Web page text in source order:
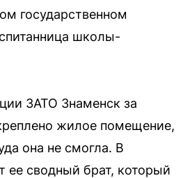
государственном
школы-
ЗАТО Знаменск за
жилое помещение,
она не смогла. В
ее сводный брат, который